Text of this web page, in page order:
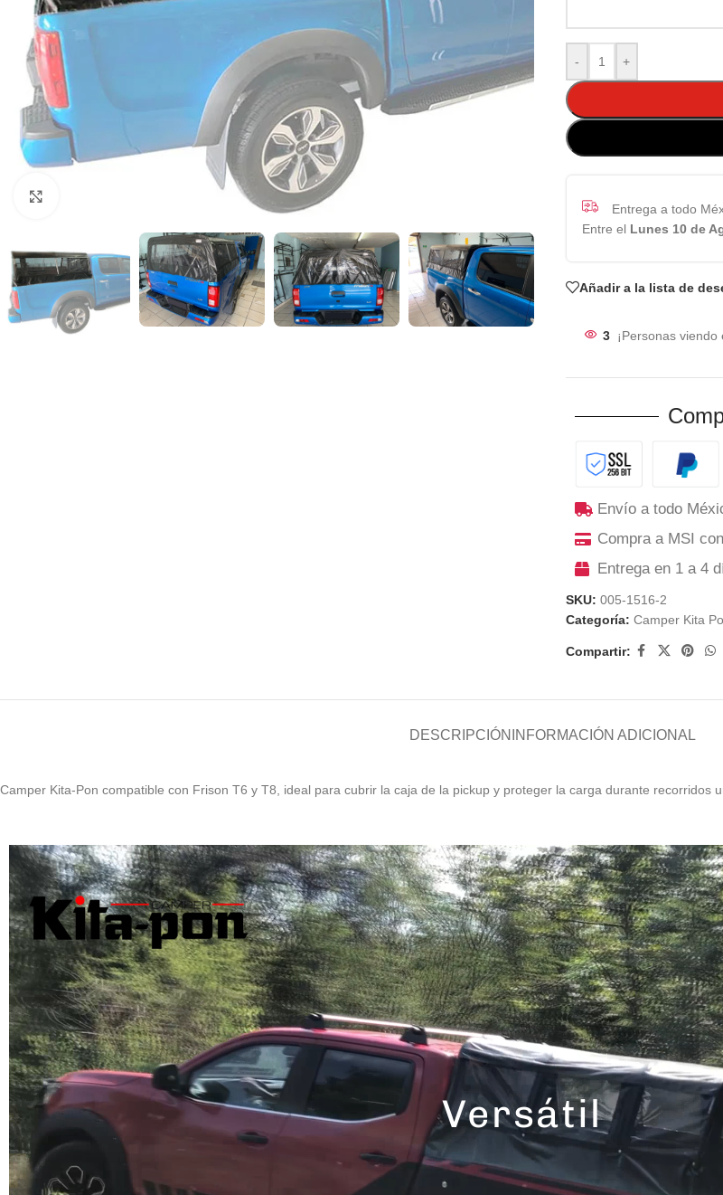
- +
Entrega a todo
Entre el Lunes 10 de
Añadir a la lista de
3 ¡Personas
Envío a todo
Compra a MSI
Entrega en 1 a 4
SKU: 005-1516-2
Categoría: Camper Kita
Compartir:
DESCRIPCIÓN INFORMACIÓN ADICIONAL
Camper Kita-Pon compatible con Frison T6 y T8, ideal para cubrir la caja de la pickup y proteger la carga durante recorridos
Versátil